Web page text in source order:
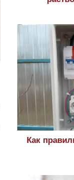
Как